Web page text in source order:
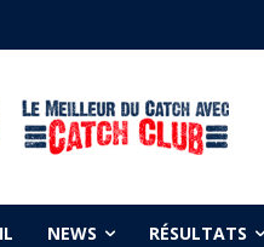
NEWS RÉSULTATS